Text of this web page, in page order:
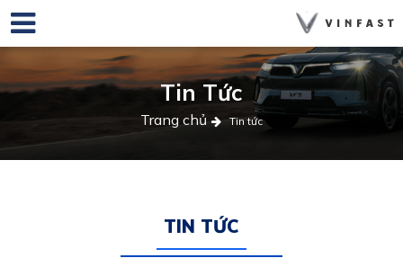
Tin Tức
Trang chủ Tin tức
TIN TỨC